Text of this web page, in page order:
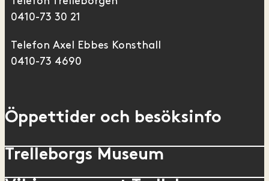
0410-73 30 21
Telefon Axel Ebbes Konsthall
0410-73 4690
Öppettider och besöksinfo
Trelleborgs Museum